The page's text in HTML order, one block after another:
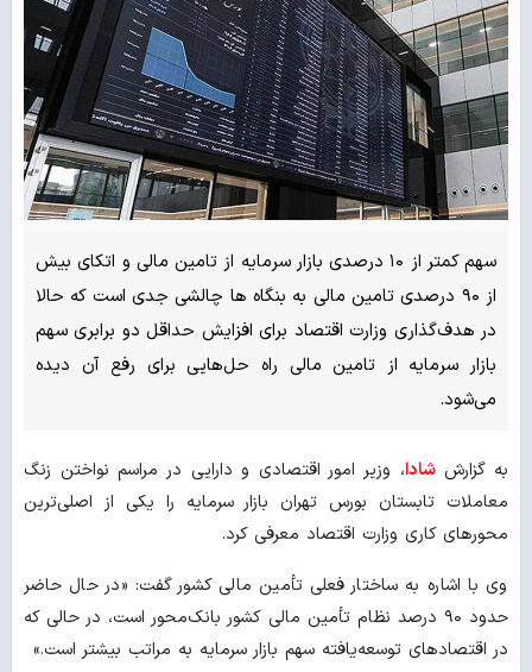
سهم کمتر از ۱۰ درصدی بازار سرمایه از تامین مالی و اتکای بیش
از ۹۰ درصدی تامین مالی به بنگاه ها چالشی جدی است که حالا
در هدف‌گذاری وزارت اقتصاد برای افزایش حداقل دو برابری سهم
بازار سرمایه از تامین مالی راه حل‌هایی برای رفع آن دیده
می‌شود.
به گزارششادا، وزیر امور اقتصادی و دارایی در مراسم نواختن زنگ
معاملات تابستان بورس تهران بازار سرمایه را یکی از اصلی‌ترین
محورهای کاری وزارت اقتصاد معرفی کرد.
وی با اشاره به ساختار فعلی تأمین مالی کشور گفت: «در حال حاضر
حدود ۹۰ درصد نظام تأمین مالی کشور بانک‌محور است، در حالی که
در اقتصادهای توسعه‌یافته سهم بازار سرمایه به مراتب بیشتر است.»